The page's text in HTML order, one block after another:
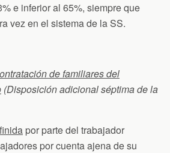
e inferior al 65%, siempre que
vez en el sistema de la SS.
de familiares del
(Disposición adicional séptima de la
por parte del trabajador
por cuenta ajena de su